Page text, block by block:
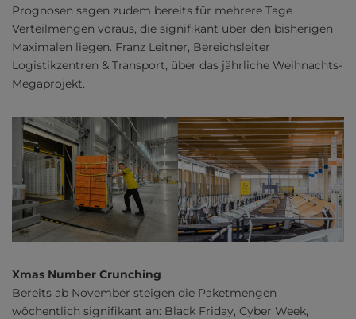
Prognosen sagen zudem bereits für mehrere Tage
Verteilmengen voraus, die signifikant über den bisherigen
Maximalen liegen. Franz Leitner, Bereichsleiter
Logistikzentren & Transport, über das jährliche Weihnachts-
Megaprojekt.
Xmas Number Crunching
Bereits ab November steigen die Paketmengen
wöchentlich signifikant an: Black Friday, Cyber Week,